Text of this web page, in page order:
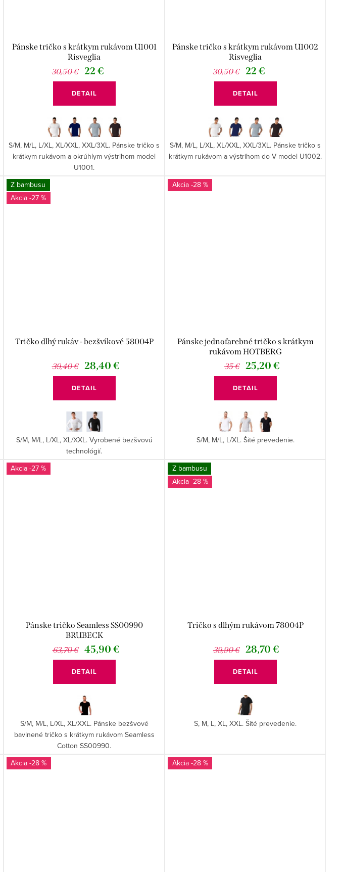
Pánske tričko s krátkym rukávom U1001
Risveglia
30,50 €
22 €
DETAIL
S/M, M/L, L/XL, XL/XXL, XXL/3XL. Pánske tričko s
krátkym rukávom a okrúhlym výstrihom model
U1001.
Pánske tričko s krátkym rukávom U1002
Risveglia
30,50 €
22 €
DETAIL
S/M, M/L, L/XL, XL/XXL, XXL/3XL. Pánske tričko s
krátkym rukávom a výstrihom do V model U1002.
Z bambusu
-27 %
Tričko dlhý rukáv - bezšvíkové 58004P
39,40 € 28,40 €
DETAIL
S/M, M/L, L/XL, XL/XXL. Vyrobené bezšvovú
technológií.
-28 %
Pánske jednofarebné tričko s krátkym
rukávom HOTBERG
35 €
25,20 €
DETAIL
S/M, M/L, L/XL. Šité prevedenie.
-27 %
Pánske tričko Seamless SS00990
BRUBECK
63,70 €
45,90 €
DETAIL
S/M, M/L, L/XL, XL/XXL. Pánske bezšvové
bavlnené tričko s krátkym rukávom Seamless
Cotton SS00990.
Z bambusu
-28 %
Tričko s dlhým rukávom 78004P
39,90 € 28,70 €
DETAIL
S, M, L, XL, XXL. Šité prevedenie.
-28 % -28 %